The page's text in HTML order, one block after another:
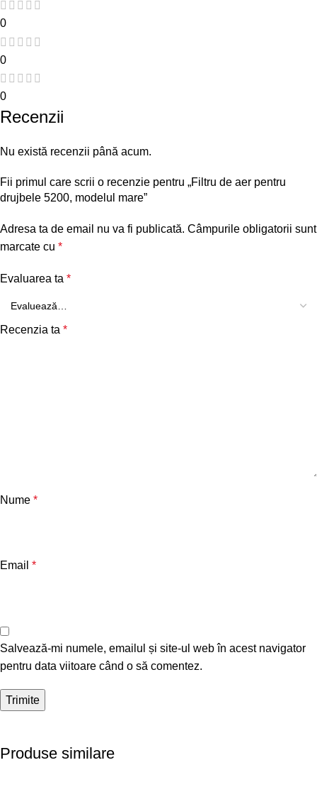
0
0
0
Recenzii
Nu există recenzii până acum.
Fii primul care scrii o recenzie pentru „Filtru de aer pentru
drujbele 5200, modelul mare”
Adresa ta de email nu va fi publicată. Câmpurile obligatorii sunt
marcate cu *
Evaluarea ta *
Recenzia ta *
Nume *
Email *
Salvează-mi numele, emailul și site-ul web în acest navigator
pentru data viitoare când o să comentez.
Produse similare